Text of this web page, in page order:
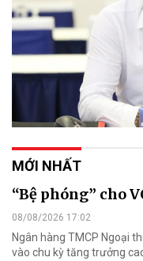
MỚI NHẤT
“Bệ phóng” cho
08/08/2026 17:02
Ngân hàng TMCP Ngoại
vào chu kỳ tăng trưởng